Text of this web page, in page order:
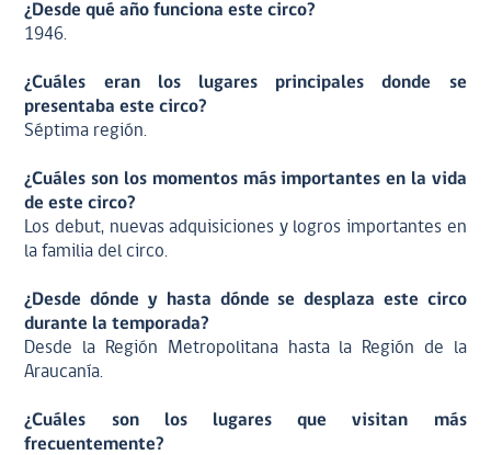
¿Desde qué año funciona este circo?
1946.
¿Cuáles eran los lugares principales donde se
presentaba este circo?
Séptima región.
¿Cuáles son los momentos más importantes en la vida
de este circo?
Los debut, nuevas adquisiciones y logros importantes en
la familia del circo.
¿Desde dónde y hasta dónde se desplaza este circo
durante la temporada?
Desde la Región Metropolitana hasta la Región de la
Araucanía.
¿Cuáles son los lugares que visitan más
frecuentemente?